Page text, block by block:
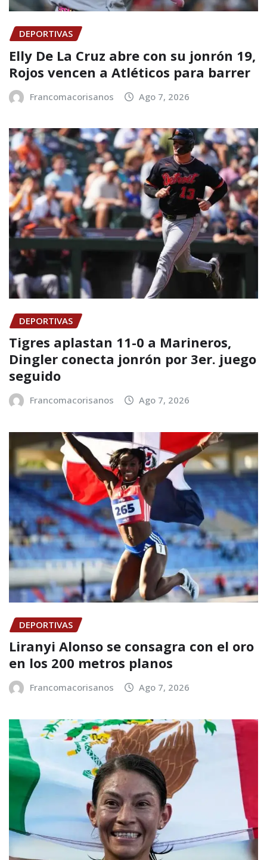
DEPORTIVAS
Elly De La Cruz abre con su jonrón 19,
Rojos vencen a Atléticos para barrer
Francomacorisanos Ago 7, 2026
DEPORTIVAS
Tigres aplastan 11-0 a Marineros,
Dingler conecta jonrón por 3er. juego
seguido
Francomacorisanos Ago 7, 2026
DEPORTIVAS
Liranyi Alonso se consagra con el oro
en los 200 metros planos
Francomacorisanos Ago 7, 2026